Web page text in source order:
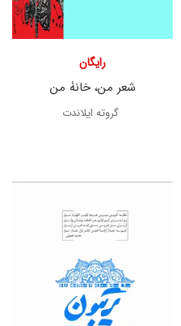
شعر من، خانۀ من
رایگان
گروته ایلاندت